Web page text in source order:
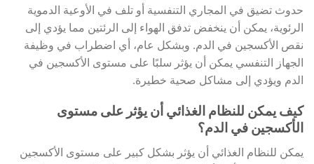
حدوث تضيق في المجاري التنفسية أو تلف في الأوعية الدموية
الرئوية، يمكن أن ينخفض تدفق الهواء إلى الرئتين مما يؤدي إلى
نقص الأكسجين في الدم. وبشكل عام، أي اضطراب في وظيفة
الجهاز التنفسي يمكن أن يؤثر سلبًا على مستوى الأكسجين في
الدم ويؤدي إلى مشاكل صحية خطيرة.
كيف يمكن للنظام الغذائي أن يؤثر على مستوى
الأكسجين في الدم؟
يمكن للنظام الغذائي أن يؤثر بشكل كبير على مستوى الأكسجين